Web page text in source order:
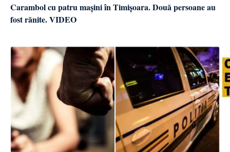
Carambol cu patru mașini în Timișoara. Două persoane au
fost rănite. VIDEO